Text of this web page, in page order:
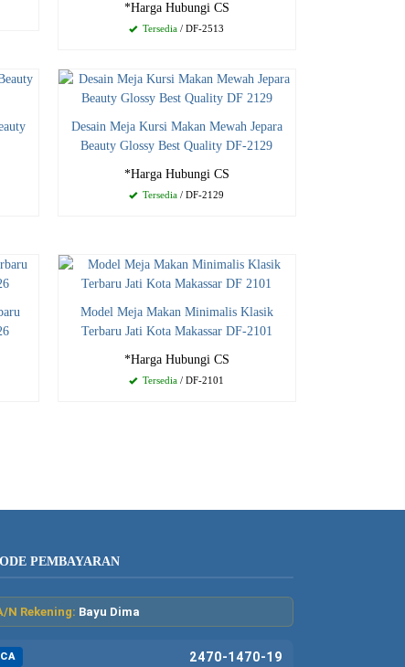
*Harga Hubungi CS
Tersedia / DF-2513
Desain Meja Kursi Makan Mewah Jepara
Beauty Glossy Best Quality DF-2129
*Harga Hubungi CS
Tersedia / DF-2129
Model Meja Makan Minimalis Klasik
Terbaru Jati Kota Makassar DF-2101
*Harga Hubungi CS
Tersedia / DF-2101
PEMBAYARAN
N Rekening: Bayu Dima
2470-1470-19